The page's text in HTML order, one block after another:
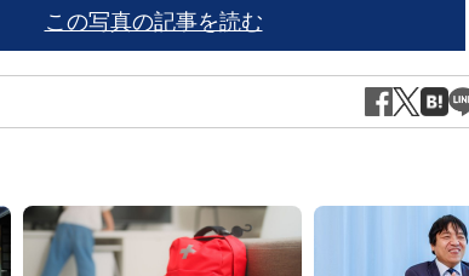
この写真の記事を読む